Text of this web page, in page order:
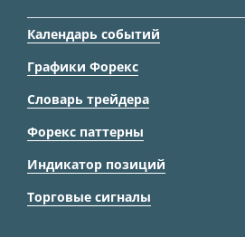
Календарь событий
Графики Форекс
Словарь трейдера
Форекс паттерны
Индикатор позиций
Торговые сигналы